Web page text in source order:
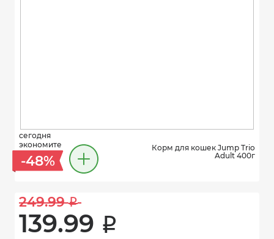
сегодня
экономите
-48%
Корм для кошек Jump Trio
Adult 400г
249.99 i
139.99 i